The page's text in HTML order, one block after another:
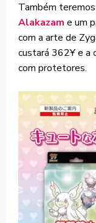
Também
Alakazam e um
com a arte de
custará 362Ұ e a
com protetores.